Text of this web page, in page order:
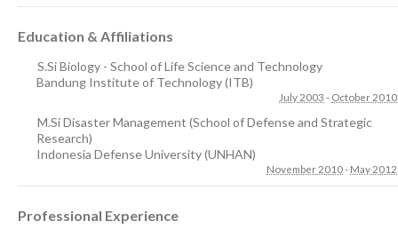
Education & Affiliations
S.Si Biology - School of Life Science and Technology
Bandung Institute of Technology (ITB)
July 2003 - October 2010
M.Si Disaster Management (School of Defense and Strategic
Research)
Indonesia Defense University (UNHAN)
November 2010- May 2012
Professional Experience